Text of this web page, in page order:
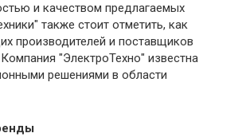
и качеством предлагаемых
также стоит отметить, как
производителей и поставщиков
"ЭлектроТехно" известна
решениями в области